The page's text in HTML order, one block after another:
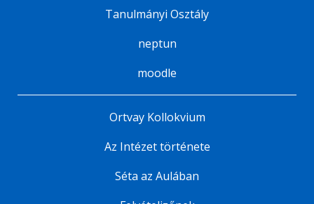
Tanulmányi Osztály
neptun
moodle
Ortvay Kollokvium
Az Intézet története
Séta az Aulában